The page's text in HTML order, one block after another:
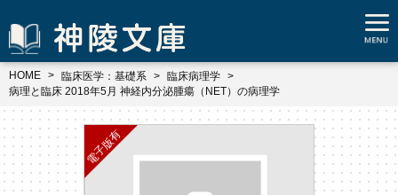
HOME 臨床医学：基礎系
臨床病理学
病理と臨床 2018年5月 神経内分泌腫瘍（NET）の病理学